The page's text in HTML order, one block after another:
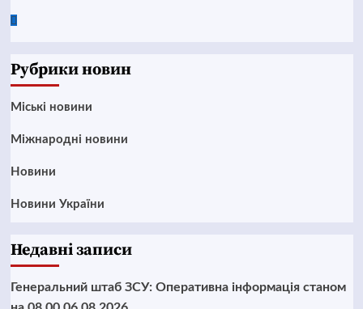
Google
Рубрики новин
Mіські новини
Міжнародні новини
Новини
Новини України
Недавні записи
Генеральний штаб ЗСУ: Оперативна інформація станом